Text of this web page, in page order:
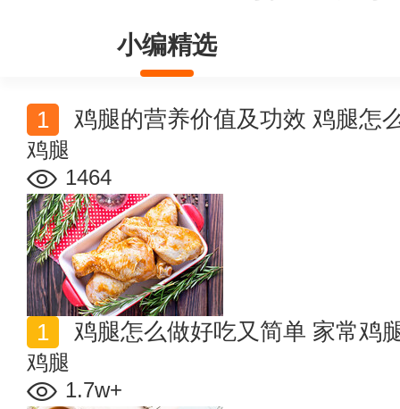
小编精选
鸡腿的营养价值及功效 鸡腿怎
鸡腿
1464
鸡腿怎么做好吃又简单 家常鸡
鸡腿
1.7w+